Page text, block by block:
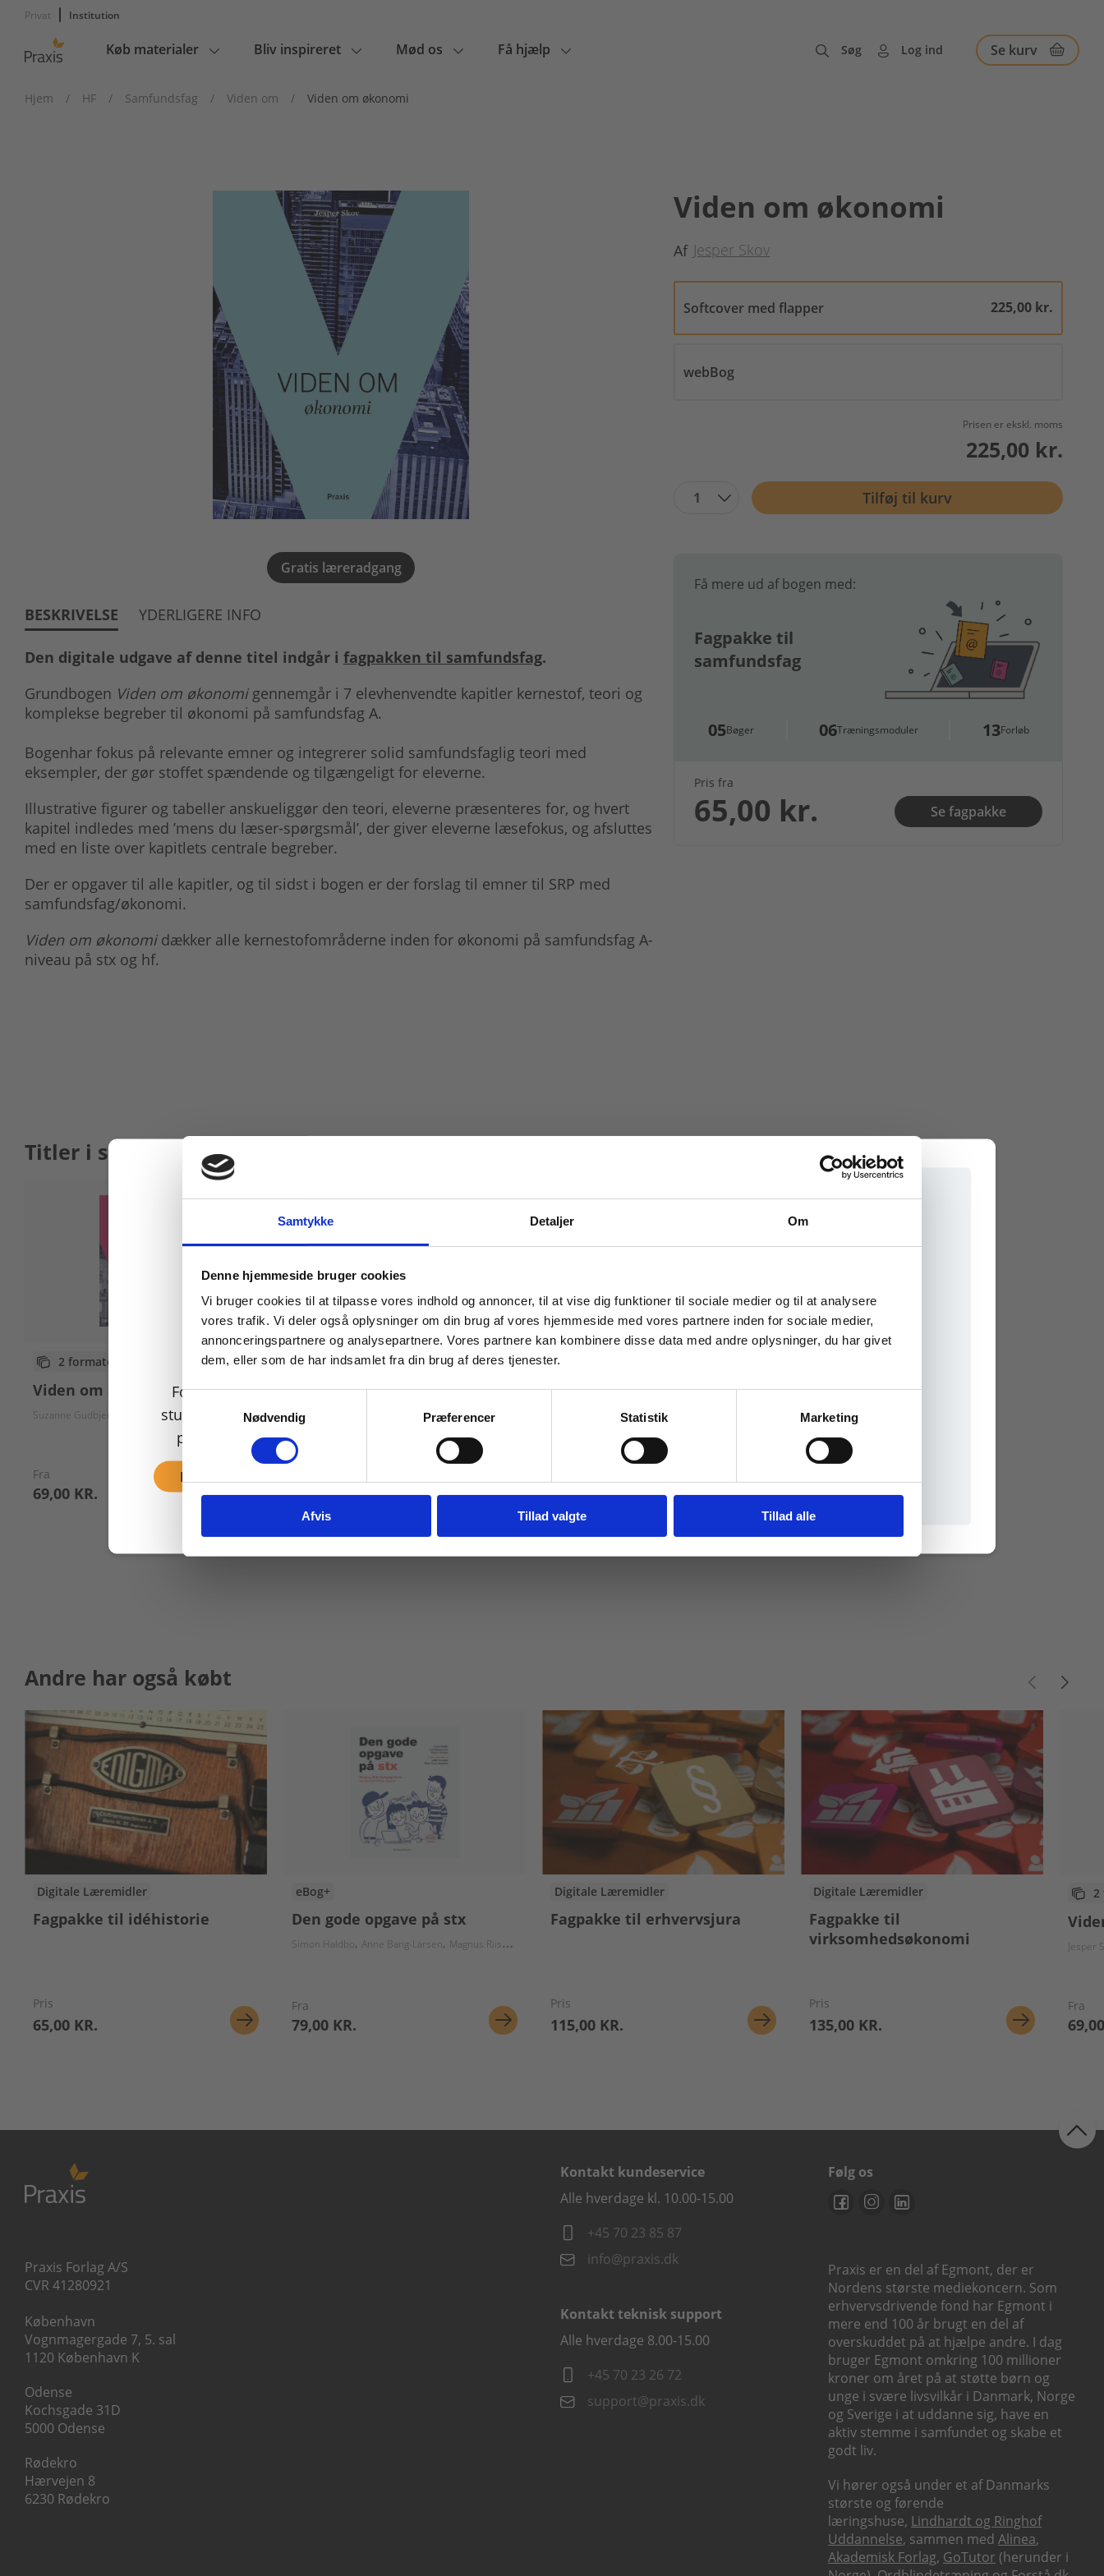
Samtykke Detaljer Om
Denne hjemmeside bruger cookies
Vi bruger cookies til at tilpasse vores indhold og annoncer, til at vise dig funktioner til sociale medier og til at analysere
vores trafik. Vi deler også oplysninger om din brug af vores hjemmeside med vores partnere inden for sociale medier,
annonceringspartnere og analysepartnere. Vores partnere kan kombinere disse data med andre oplysninger, du har givet
dem, eller som de har indsamlet fra din brug af deres tjenester.
Samtykkevalg
Nødvendig
Præferencer Statistik Marketing
Afvis Tillad valgte Tillad alle
Privat Institution
Main
Køb materialer Bliv inspireret Mød os Få hjælp Søg Log ind Se kurv
Hjem / HF / Samfundsfag / Viden om / Viden om økonomi
Gratis læreradgang
Viden om økonomi
Af Jesper Skov
Softcover med flapper 225,00 kr.
webBog
Prisen er ekskl. moms
225,00 kr.
1 Tilføj til kurv
Få mere ud af bogen med:
Fagpakke til
samfundsfag
05Bøger 06Træningsmoduler 13Forløb
Pris fra
65,00 kr. Se fagpakke
BESKRIVELSE YDERLIGERE INFO
Den digitale udgave af denne titel indgår i fagpakken til samfundsfag.
Grundbogen Viden om økonomigennemgår i 7 elevhenvendte kapitler kernestof, teori og
komplekse begreber til økonomi på samfundsfag A.
Bogenhar fokus på relevante emner og integrerer solid samfundsfaglig teori med
eksempler, der gør stoffet spændende og tilgængeligt for eleverne.
Illustrative figurer og tabeller anskueliggør den teori, eleverne præsenteres for, og hvert
kapitel indledes med ’mens du læser-spørgsmål’, der giver eleverne læsefokus, og afsluttes
med en liste over kapitlets centrale begreber.
Der er opgaver til alle kapitler, og til sidst i bogen er der forslag til emner til SRP med
samfundsfag/økonomi.
Viden om økonomi dækker alle kernestofområderne inden for økonomi på samfundsfag A-
niveau på stx og hf.
Titler i serien
2 formater
Viden om samfundsfag C
Suzanne Gudbjerg-Hansen
Fra
69,00 KR.
Andre har også købt
Digitale Læremidler
Fagpakke til idéhistorie
Pris
65,00 KR.
eBog+
Den gode opgave på stx
Simon Haldbo Anne Bang-Larsen Magnus Riisager
Fra
79,00 KR.
Digitale Læremidler
Fagpakke til erhvervsjura
Pris
115,00 KR.
Digitale Læremidler
Fagpakke til
virksomhedsøkonomi
Pris
135,00 KR.
2
Jesper
Fra
Praxis Forlag A/S
CVR 41280921
København
Vognmagergade 7, 5. sal
1120 København K
Odense
Kochsgade 31D
5000 Odense
Rødekro
Hærvejen 8
6230 Rødekro
Kontakt kundeservice
Alle hverdage kl. 10.00-15.00
+45 70 23 85 87
info@praxis.dk
Kontakt teknisk support
Alle hverdage 8.00-15.00
+45 70 23 26 72
support@praxis.dk
Følg os
Praxis er en del af Egmont, der er
Nordens største mediekoncern. Som
erhvervsdrivende fond har Egmont i
mere end 100 år brugt en del af
overskuddet på at hjælpe andre. I dag
bruger Egmont omkring 100 millioner
kroner om året på at støtte børn og
unge i svære livsvilkår i Danmark, Norge
og Sverige i at uddanne sig, have en
aktiv stemme i samfundet og skabe et
godt liv.
Vi hører også under et af Danmarks
største og førende
læringshuse, Lindhardt og Ringhof
Uddannelse, sammen med Alinea,
Akademisk Forlag, GoTutor (herunder i
Køb læremidler og find masterclasses mm.
For privatkunder og
studerende. Du får vist
priser inkl. moms.
Fortsæt som privat
For institutioner og
virksomheder. Du får
vist priser ekskl. moms.
Tilgå dine onlinematerialer